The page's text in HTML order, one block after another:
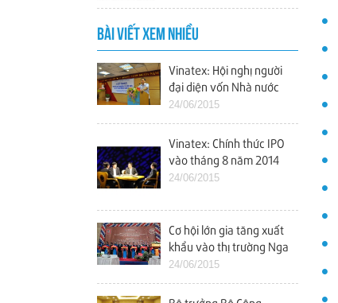
BÀI VIẾT XEM NHIỀU
Vinatex: Hội nghị người
đại diện vốn Nhà nước
tại các doanh nghiệp
24/06/2015
Vinatex: Chính thức IPO
vào tháng 8 năm 2014
24/06/2015
Cơ hội lớn gia tăng xuất
khẩu vào thị trường Nga
24/06/2015